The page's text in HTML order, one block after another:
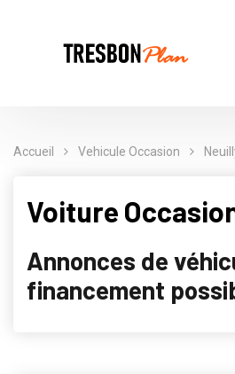
Accueil Vehicule Occasion
Voiture
Annonces de
financement